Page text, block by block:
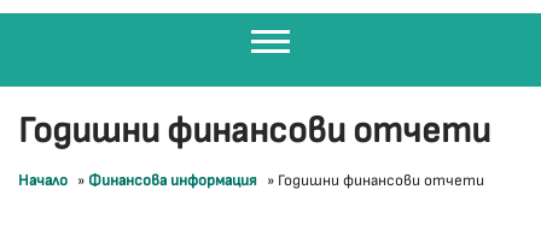
Годишни финансови отчети
Начало » Финансова информация » Годишни финансови отчети